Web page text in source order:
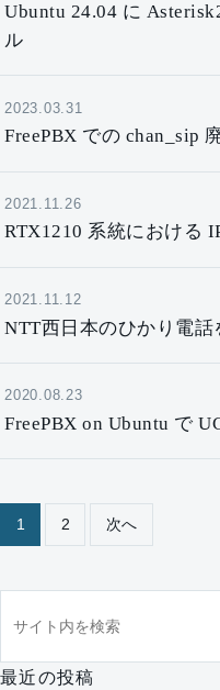
Ubuntu 24.04 に
ル
2023.03.31
FreePBX での chan_sip
2021.11.26
RTX1210 系統における
2021.11.12
NTT西日本のひかり電話
2020.08.23
FreePBX on Ubuntu で
ページ送り
1 2 次へ
最近の投稿